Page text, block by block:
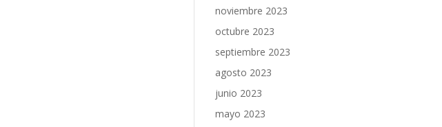
noviembre 2023
octubre 2023
septiembre 2023
agosto 2023
junio 2023
mayo 2023